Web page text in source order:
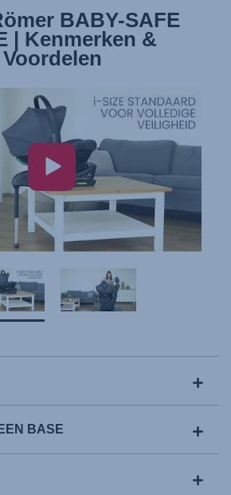
BABY-SAFE
| Kenmerken &
Voordelen
BABY-SAFE
| Installatie
BASE